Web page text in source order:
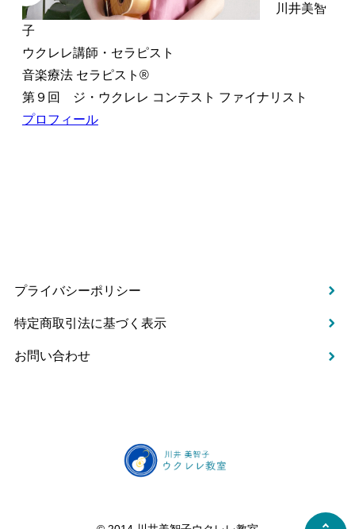
川井美智
子
ウクレレ講師・セラピスト
音楽療法 セラピスト®︎
第９回 ジ・ウクレレ コンテスト ファイナリスト
プロフィール
プライバシーポリシー
特定商取引法に基づく表示
お問い合わせ